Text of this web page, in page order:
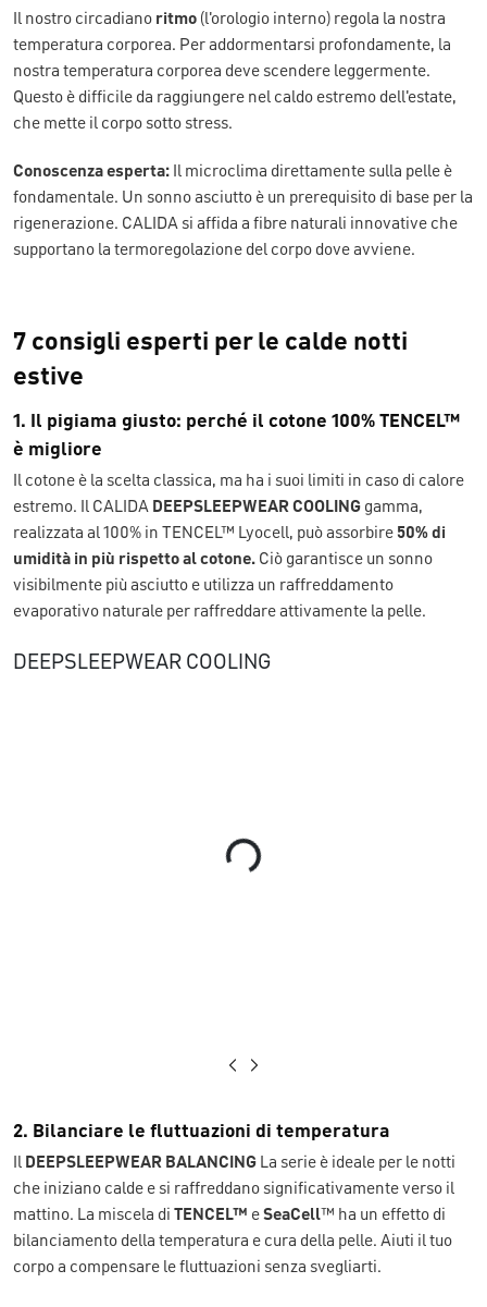
Il nostro circadiano ritmo (l'orologio interno) regola la nostra
temperatura corporea. Per addormentarsi profondamente, la
nostra temperatura corporea deve scendere leggermente.
Questo è difficile da raggiungere nel caldo estremo dell'estate,
che mette il corpo sotto stress.
Conoscenza esperta: Il microclima direttamente sulla pelle è
fondamentale. Un sonno asciutto è un prerequisito di base per la
rigenerazione. CALIDA si affida a fibre naturali innovative che
supportano la termoregolazione del corpo dove avviene.
7 consigli esperti per le calde notti
estive
1. Il pigiama giusto: perché il cotone 100% TENCEL™
è migliore
Il cotone è la scelta classica, ma ha i suoi limiti in caso di calore
estremo. Il CALIDA DEEPSLEEPWEAR COOLING gamma,
realizzata al 100% in TENCEL™ Lyocell, può assorbire 50% di
umidità in più rispetto al cotone. Ciò garantisce un sonno
visibilmente più asciutto e utilizza un raffreddamento
evaporativo naturale per raffreddare attivamente la pelle.
DEEPSLEEPWEAR COOLING
Loading...
2. Bilanciare le fluttuazioni di temperatura
Il DEEPSLEEPWEAR BALANCING La serie è ideale per le notti
che iniziano calde e si raffreddano significativamente verso il
mattino. La miscela di TENCEL™ eSeaCell™ ha un effetto di
bilanciamento della temperatura e cura della pelle. Aiuti il tuo
corpo a compensare le fluttuazioni senza svegliarti.